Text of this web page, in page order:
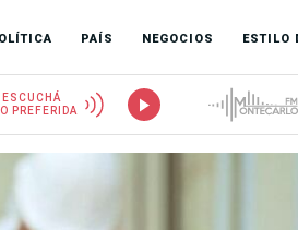
PAÍS NEGOCIOS ESTILO
ESCUCHÁ
PREFERIDA